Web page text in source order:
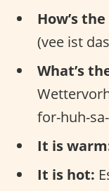
How’s
(vee ist
What’s
for-huh-
It is
It is hot: